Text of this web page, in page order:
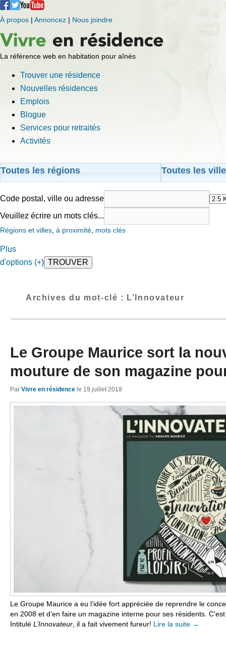
À propos | Annoncez | Nous joindre
La référence web en habitation pour aînés
Trouver une résidence
Nouvelles résidences
Emplois
Blogue
Services pour retraités
Activités
Toutes les régions Toutes les
Code postal, ville ou adresse
Veuillez écrire un mots clés...
Régions et villes à proximité mots clés
Plus
d'options (+)
Archives du mot-clé : L’Innovateur
Le Groupe Maurice sort la
mouture de son magazine
Par Vivre en résidence le 19 juillet 2018
Le Groupe Maurice a eu l’idée fort appréciée de reprendre le
en 2008 et d’en faire un magazine interne pour ses résidents.
Intitulé L’Innovateur , il a fait vivement fureur! Lire la suite →